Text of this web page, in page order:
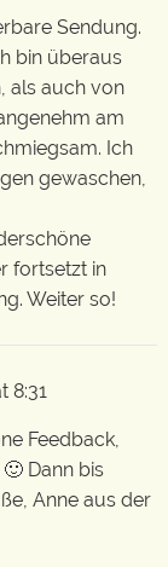
Sendung.
bin überaus
als auch von
am
Ich
gewaschen,
fortsetzt in
Weiter so!
8:31
Feedback,
Dann bis
Anne aus der